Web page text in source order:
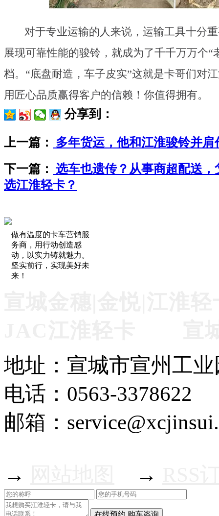
对于专业运输的人来说，运输工具十分重
展现可靠性能的骏铃，就成为了千千万万个“
档。“底盘耐造，车子皮实”这就是卡哥们对
用匠心品质赢得客户的信赖！你值得拥有。
分享到：
上一篇： 多年货运，他和江淮骏铃并
下一篇： 选车也遗传？从事商超配送
选江淮轻卡？
做有温度的卡车营销服
务商，用行动创造感
动，以实力铸就魅力。
坚实前行，实现美好未
来！
地址：宣城市宣州工
电话：0563-3378622
邮箱：
→ →